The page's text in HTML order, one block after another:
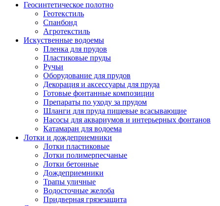
Геосинтетическое полотно
Геотекстиль
Спанбонд
Агротекстиль
Искуственные водоемы
Пленка для прудов
Пластиковые пруды
Ручьи
Оборудование для прудов
Декорация и аксессуары для пруда
Готовые фонтанные композиции
Препараты по уходу за прудом
Шланги для пруда пищевые всасывающие
Насосы для аквариумов и интерьерных фонтанов
Катамаран для водоема
Лотки и дождеприемники
Лотки пластиковые
Лотки полимерпесчаные
Лотки бетонные
Дождеприемники
Трапы уличные
Водосточные желоба
Придверная грязезащита